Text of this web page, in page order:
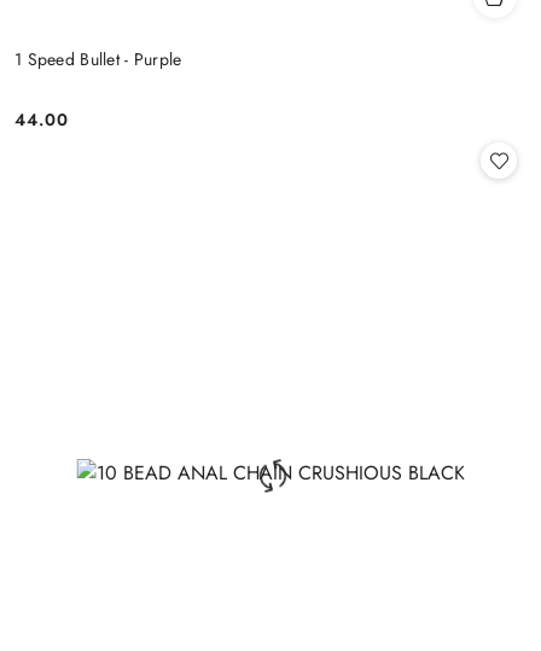
1 Speed Bullet - Purple
Cena:
44.00